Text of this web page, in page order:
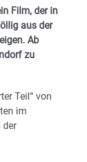
Film, der in
aus der
Ab
zu
Teil“ von
im
der